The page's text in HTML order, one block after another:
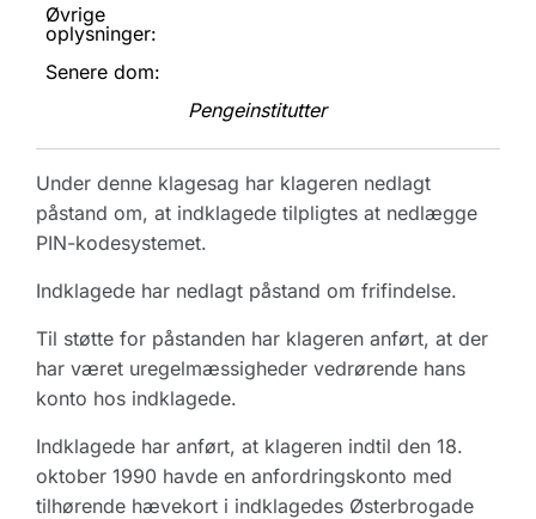
Øvrige
oplysninger:
Senere dom:
Pengeinstitutter
Under denne klagesag har klageren nedlagt
påstand om, at indklagede tilpligtes at nedlægge
PIN-kodesystemet.
Indklagede har nedlagt påstand om frifindelse.
Til støtte for påstanden har klageren anført, at der
har været uregelmæssigheder vedrørende hans
konto hos indklagede.
Indklagede har anført, at klageren indtil den 18.
oktober 1990 havde en anfordringskonto med
tilhørende hævekort i indklagedes Østerbrogade